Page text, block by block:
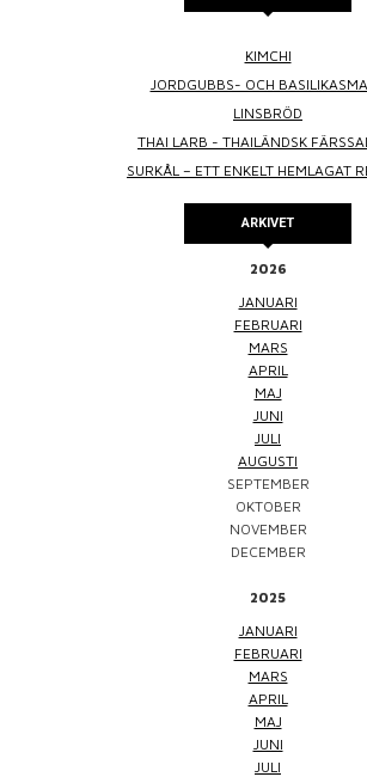
KIMCHI
JORDGUBBS- OCH
LINSBRÖD
THAI LARB - THAILÄNDSK
SURKÅL – ETT ENKELT HEMLAGAT
ARKIVET
2026
JANUARI
FEBRUARI
MARS
APRIL
MAJ
JUNI
JULI
AUGUSTI
SEPTEMBER
OKTOBER
NOVEMBER
DECEMBER
2025
JANUARI
FEBRUARI
MARS
APRIL
MAJ
JUNI
JULI